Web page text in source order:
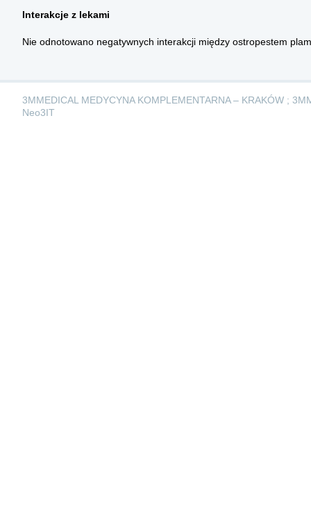
Interakcje z lekami
Nie odnotowano negatywnych interakcji między ostropestem
3MMEDICAL MEDYCYNA KOMPLEMENTARNA – KRAKÓW ;
Neo3IT